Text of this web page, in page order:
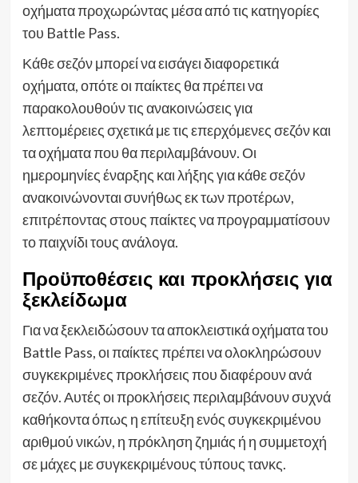
οχήματα προχωρώντας μέσα από τις κατηγορίες
του Battle Pass.
Κάθε σεζόν μπορεί να εισάγει διαφορετικά
οχήματα, οπότε οι παίκτες θα πρέπει να
παρακολουθούν τις ανακοινώσεις για
λεπτομέρειες σχετικά με τις επερχόμενες σεζόν και
τα οχήματα που θα περιλαμβάνουν. Οι
ημερομηνίες έναρξης και λήξης για κάθε σεζόν
ανακοινώνονται συνήθως εκ των προτέρων,
επιτρέποντας στους παίκτες να προγραμματίσουν
το παιχνίδι τους ανάλογα.
Προϋποθέσεις και προκλήσεις για
ξεκλείδωμα
Για να ξεκλειδώσουν τα αποκλειστικά οχήματα του
Battle Pass, οι παίκτες πρέπει να ολοκληρώσουν
συγκεκριμένες προκλήσεις που διαφέρουν ανά
σεζόν. Αυτές οι προκλήσεις περιλαμβάνουν συχνά
καθήκοντα όπως η επίτευξη ενός συγκεκριμένου
αριθμού νικών, η πρόκληση ζημιάς ή η συμμετοχή
σε μάχες με συγκεκριμένους τύπους τανκς.